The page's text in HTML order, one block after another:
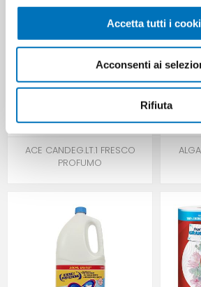
Accetta tutti i
Acconsenti ai
Rifiuta
ACE CANDEG.LT.1 FRESCO
PROFUMO